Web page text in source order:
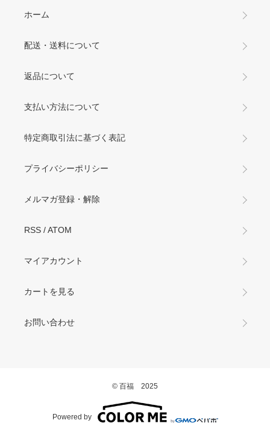
ホーム
配送・送料について
返品について
支払い方法について
特定商取引法に基づく表記
プライバシーポリシー
メルマガ登録・解除
RSS /ATOM
マイアカウント
カートを見る
お問い合わせ
© 百福 2025
Powered by